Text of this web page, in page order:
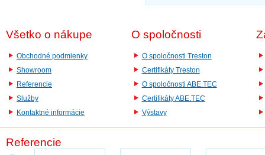
Všetko o nákupe
Obchodné podmienky
Showroom
Referencie
Služby
Kontaktné informácie
O spoločnosti
O spoločnosti Treston
Certifikáty Treston
O spoločnosti ABE.TEC
Certifikáty ABE.TEC
Výstavy
Referencie